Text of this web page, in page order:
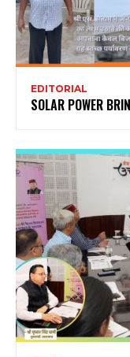
EDITORIAL
SOLAR POWER